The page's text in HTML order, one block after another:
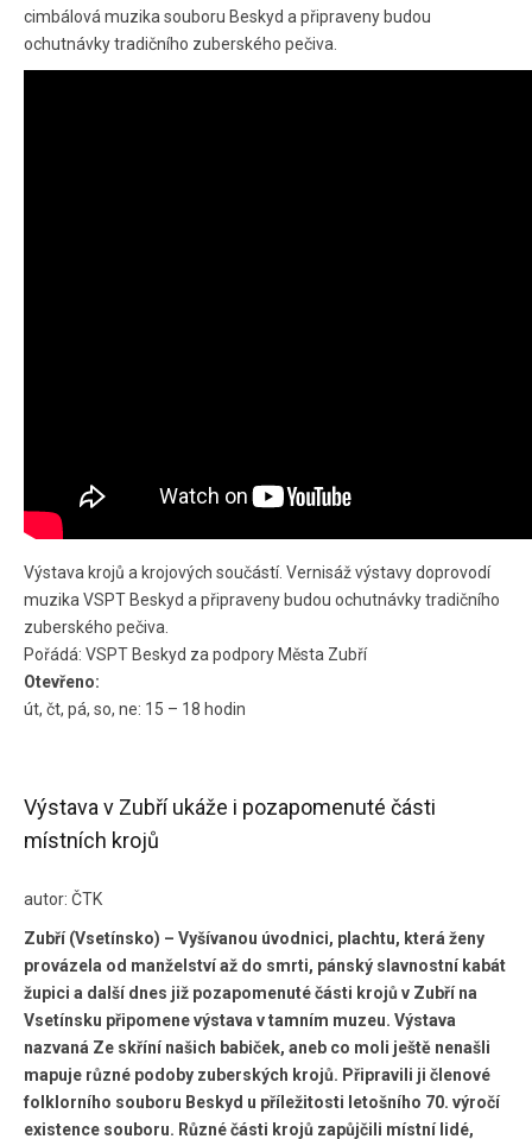
cimbálová muzika souboru Beskyd a připraveny budou
ochutnávky tradičního zuberského pečiva.
Výstava krojů a krojových součástí. Vernisáž výstavy doprovodí
muzika VSPT Beskyd a připraveny budou ochutnávky tradičního
zuberského pečiva.
Pořádá: VSPT Beskyd za podpory Města Zubří
Otevřeno:
út, čt, pá, so, ne: 15 – 18 hodin
Výstava v Zubří ukáže i pozapomenuté části
místních krojů
autor: ČTK
Zubří (Vsetínsko) – Vyšívanou úvodnici, plachtu, která ženy
provázela od manželství až do smrti, pánský slavnostní kabát
župici a další dnes již pozapomenuté části krojů v Zubří na
Vsetínsku připomene výstava v tamním muzeu. Výstava
nazvaná Ze skříní našich babiček, aneb co moli ještě nenašli
mapuje různé podoby zuberských krojů. Připravili ji členové
folklorního souboru Beskyd u příležitosti letošního 70. výročí
existence souboru. Různé části krojů zapůjčili místní lidé,